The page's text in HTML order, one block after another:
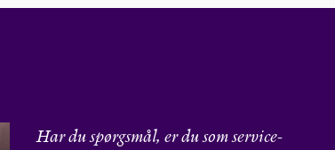
Har du spørgsmål, er du som service-